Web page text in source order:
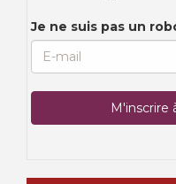
Je ne suis pas un